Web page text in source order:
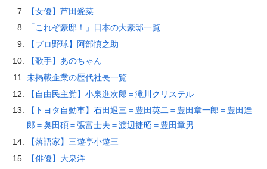
【女優】芦田愛菜
「これぞ豪邸！」日本の大豪邸一覧
【プロ野球】阿部慎之助
【歌手】あのちゃん
未掲載企業の歴代社長一覧
【自由民主党】小泉進次郎＝滝川クリステル
【トヨタ自動車】石田退三＝豊田英二＝豊田章一郎＝豊田達
郎＝奥田碩＝張富士夫＝渡辺捷昭＝豊田章男
【落語家】三遊亭小遊三
【俳優】大泉洋